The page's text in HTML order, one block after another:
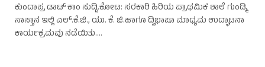
ಕುಂದಾಪ್ರ ಡಾಟ್‌ ಕಾಂ ಸುದ್ದಿ.ಕೋಟ: ಸರಕಾರಿ ಹಿರಿಯ ಪ್ರಾಥಮಿಕ ಶಾಲೆ ಗುಂಡ್ಮಿ
ಸಾಸ್ತಾನ ಇಲ್ಲಿ ಎಲ್.ಕೆ.ಜಿ., ಯು. ಕೆ. ಜಿ.ಹಾಗೂ ದ್ವಿಭಾಷಾ ಮಾಧ್ಯಮ ಉದ್ಘಾಟನಾ
ಕಾರ್ಯಕ್ರಮವು ನಡೆಯಿತು.…